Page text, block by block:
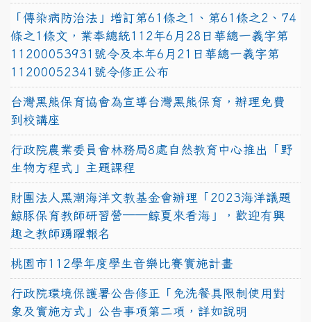
「傳染病防治法」增訂第61條之1、第61條之2、74
條之1條文，業奉總統112年6月28日華總一義字第
11200053931號令及本年6月21日華總一義字第
11200052341號令修正公布
台灣黑熊保育協會為宣導台灣黑熊保育，辦理免費
到校講座
行政院農業委員會林務局8處自然教育中心推出「野
生物方程式」主題課程
財團法人黑潮海洋文教基金會辦理「2023海洋議題
鯨豚保育教師研習營──鯨夏來看海」，歡迎有興
趣之教師踴躍報名
桃園市112學年度學生音樂比賽實施計畫
行政院環境保護署公告修正「免洗餐具限制使用對
象及實施方式」公告事項第二項，詳如說明